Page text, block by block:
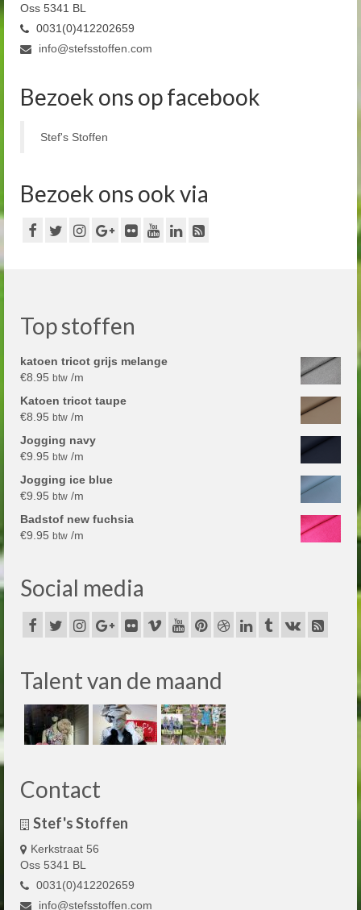
Oss 5341 BL
0031(0)412202659
info@stefsstoffen.com
Bezoek ons op facebook
Stef's Stoffen
Bezoek ons ook via
Top stoffen
katoen tricot grijs melange
€8.95 btw /m
Katoen tricot taupe
€8.95 btw /m
Jogging navy
€9.95 btw /m
Jogging ice blue
€9.95 btw /m
Badstof new fuchsia
€9.95 btw /m
Social media
Talent van de maand
Contact
Stef's Stoffen
Kerkstraat 56
Oss 5341 BL
0031(0)412202659
info@stefsstoffen.com